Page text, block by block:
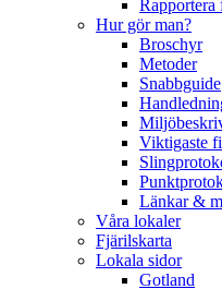
Rapportera
Hur gör man?
Broschyr
Metoder
Snabbguide
Viktigaste
Länkar &
Våra lokaler
Fjärilskarta
Lokala sidor
Gotland